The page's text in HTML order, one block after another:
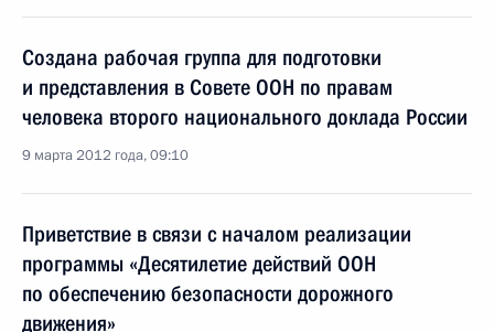
Создана рабочая группа для подготовки
и представления в Совете ООН по правам
человека второго национального доклада России
9 марта 2012 года, 09:10
Приветствие в связи с началом реализации
программы «Десятилетие действий ООН
по обеспечению безопасности дорожного
движения»